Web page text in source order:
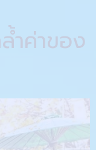
ค่าของ